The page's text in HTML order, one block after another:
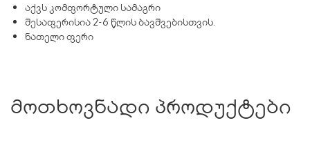
აქვს კომფორტული სამაგრი
შესაფერისია 2-6 წლის ბავშვებისთვის.
ნათელი ფერი
მოთხოვნადი პროდუქტები